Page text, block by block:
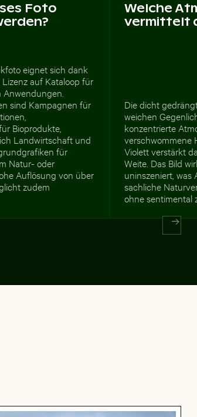
Foto
eignet sich dank
auf Kataloop für
sind Kampagnen für
Bioprodukte,
Landwirtschaft und
für
Natur- oder
Auflösung von über
zudem
Welche
vermittelt
Die dicht
weichen
konzentrierte
verschwommene
Violett verstärkt
Weite. Das Bild
uninszeniert,
sachliche
ohne sentimental
von Schlangen in